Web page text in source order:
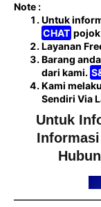
Note :
Untuk
CHAT
Layanan
Barang
dari kami.
Kami
Sendiri Via
Untuk